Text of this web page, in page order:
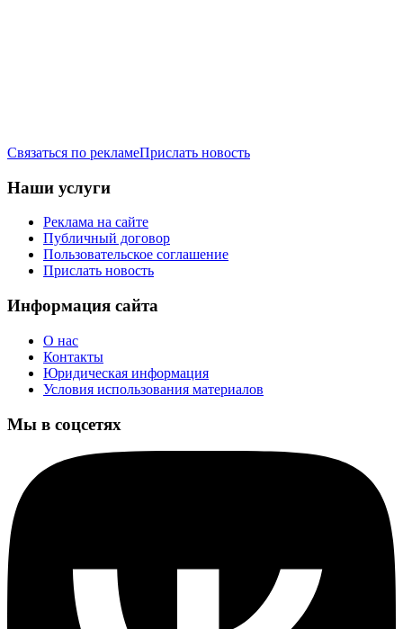
Связаться по рекламеПрислать новость
Наши услуги
Реклама на сайте
Публичный договор
Пользовательское соглашение
Прислать новость
Информация сайта
О нас
Контакты
Юридическая информация
Условия использования материалов
Мы в соцсетях